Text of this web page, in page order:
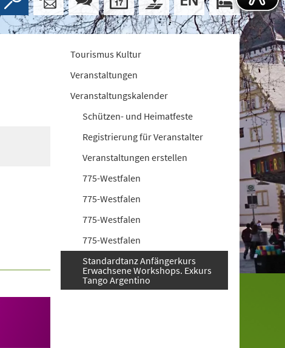
Tourismus Kultur
Veranstaltungen
Veranstaltungskalender
Schützen- und Heimatfeste
Registrierung für Veranstalter
Veranstaltungen erstellen
775-Westfalen
775-Westfalen
775-Westfalen
775-Westfalen
Standardtanz Anfängerkurs
Erwachsene Workshops. Exkurs
Tango Argentino